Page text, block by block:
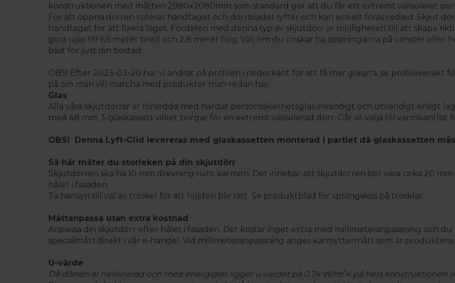
konstruktionen med måtten 2980x2080mm som standard gör att du får ett extremt välisolerat
För att öppna dörren roteras handtaget och dörrbladet lyfter och kan enkelt föras i sidled. Skjut
handtaget för att fixera läget. Fördelen med denna typ av skjutdörr är möjligheten till att skapa
göra upp till 6,5 meter bred och 2,8 meter hög. Välj om du önskar ha öppningarna på vänster eller
bäst för just din bostad.
OBS! Efter 2023-03-20 har vi ändrat på profilen i nederkant för att få mer glasyta, se profilöversikt
på om man vill matcha med produkter man redan har.
Glas
Alla våra skjutdörrar är försedda med härdat personsäkerhetsglas invändigt och utvändigt enligt
med 48 mm 3-glaskassett vilket borgar för en extremt välisolerad dörr. Går at välja till varmkantlist
OBS! Denna Lyft-Glid levereras med glaskassetten monterad i partiet då glaskassetten
Så här mäter du storleken på din skjutdörr
Skjutdörren ska ha 10 mm drevning runt karmen. Det innebär att skjutdörren bör vara cirka 20
hålet i fasaden.
Ta hänsyn till val av tröskel för att höjden blir rätt. Se produktblad för sprängskiss på trösklar.
Måttanpassa utan extra kostnad
Anpassa din skjutdörr efter hålet i fasaden. Det kostar inget extra med millimeteranpassning och
specialmått direkt i vår e-handel. Vid millimeteranpassning anges karmyttermått som är
U-värde
Då dörren är helisolerad och med energiglas ligger u-värdet på 0,74 W/m2K på hela konstruktionen